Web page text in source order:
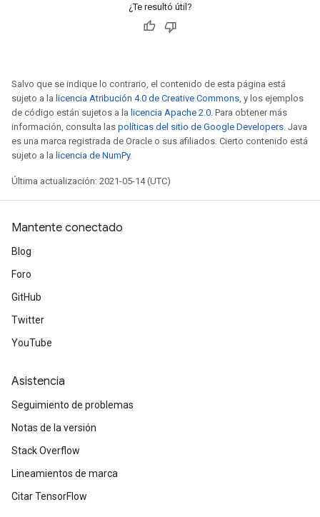
¿Te resultó útil?
Salvo que se indique lo contrario, el contenido de esta página está
sujeto a la licencia Atribución 4.0 de Creative Commons, y los ejemplos
de código están sujetos a la licencia Apache 2.0. Para obtener más
información, consulta las políticas del sitio de Google Developers. Java
es una marca registrada de Oracle o sus afiliados. Cierto contenido está
sujeto a la licencia de NumPy.
Última actualización: 2021-05-14 (UTC)
Mantente conectado
Blog
Foro
GitHub
Twitter
YouTube
Asistencia
Seguimiento de problemas
Notas de la versión
Stack Overflow
Lineamientos de marca
Citar TensorFlow